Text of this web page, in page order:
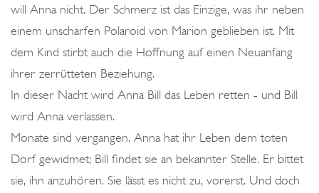
will Anna nicht. Der Schmerz ist das Einzige, was ihr neben
einem unscharfen Polaroid von Marion geblieben ist. Mit
dem Kind stirbt auch die Hoffnung auf einen Neuanfang
ihrer zerrütteten Beziehung.
In dieser Nacht wird Anna Bill das Leben retten - und Bill
wird Anna verlassen.
Monate sind vergangen. Anna hat ihr Leben dem toten
Dorf gewidmet; Bill findet sie an bekannter Stelle. Er bittet
sie, ihn anzuhören. Sie lässt es nicht zu, vorerst. Und doch